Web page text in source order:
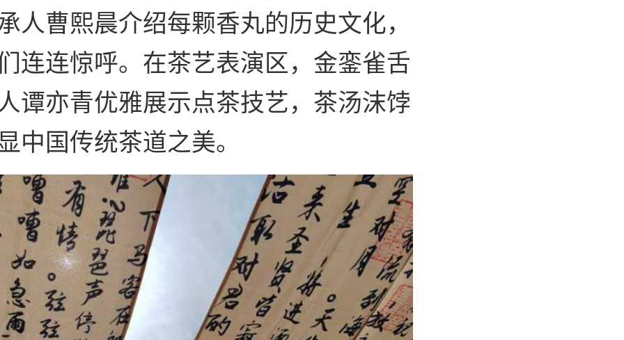
人曹熙晨介绍每颗香丸的历史文化，
连连惊呼。在茶艺表演区，金銮雀舌
谭亦青优雅展示点茶技艺，茶汤沫饽
中国传统茶道之美。